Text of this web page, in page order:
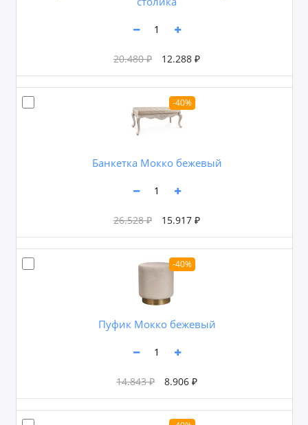
20.480 ₽ 12.288 ₽
-40%
Банкетка Мокко бежевый
26.528 ₽ 15.917 ₽
-40%
Пуфик Мокко бежевый
14.843 ₽ 8.906 ₽